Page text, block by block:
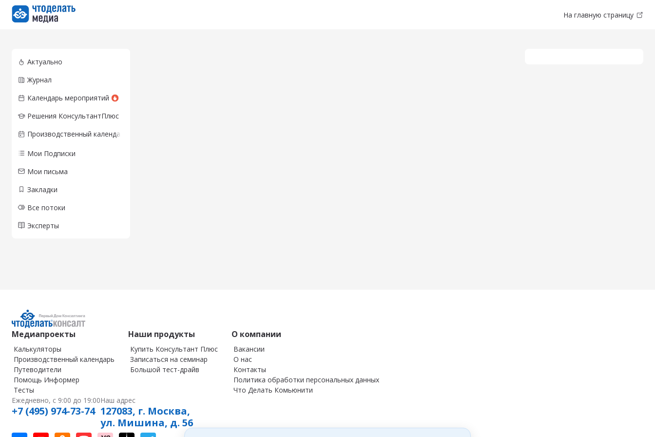
Перейти на главную страницу На главную страницу
Актуально
Журнал
Календарь мероприятий
Решения КонсультантПлюс
Производственный календарь
Мои Подписки
Мои письма
Закладки
Все потоки
Эксперты
Медиапроекты
Калькуляторы
Производственный календарь
Путеводители
Помощь Информер
Тесты
Наши продукты
Купить Консультант Плюс
Записаться на семинар
Большой тест-драйв
О компании
Вакансии
О нас
Контакты
Политика обработки персональных данных
Что Делать Комьюнити
Ежедневно, с 9:00 до 19:00
+7 (495) 974-73-74
Наш адрес
127083, г. Москва,
ул. Мишина, д. 56